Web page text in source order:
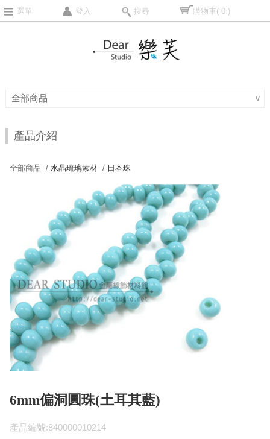
選單 登入 搜尋 購物車( 0 )
全部商品 ∨
產品介紹
全部商品 / 水晶琉璃素材 / 日本珠
6mm偏洞圓珠(土耳其藍)
產品編號:840000010214